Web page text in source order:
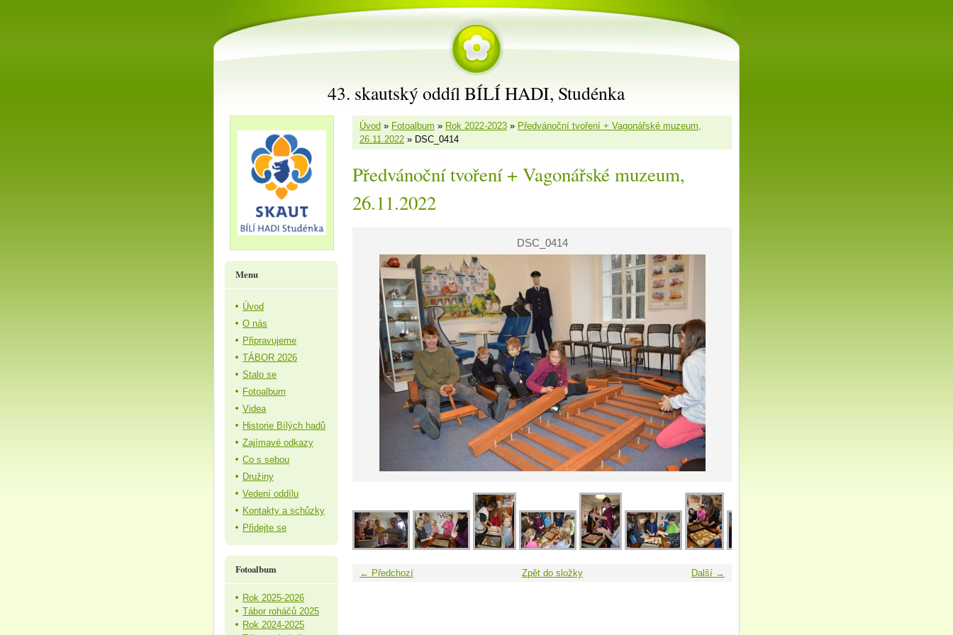
43. skautský oddíl BÍLÍ HADI, Studénka
Úvod » Fotoalbum » Rok 2022-2023 » Předvánoční tvoření + Vagonářské muzeum,
26.11.2022 » DSC_0414
Předvánoční tvoření + Vagonářské muzeum,
26.11.2022
DSC_0414
← Předchozí Další →
Zpět do složky
Menu
Úvod
O nás
Připravujeme
TÁBOR 2026
Stalo se
Fotoalbum
Videa
Historie Bílých hadů
Zajímavé odkazy
Co s sebou
Družiny
Vedení oddílu
Kontakty a schůzky
Přidejte se
Fotoalbum
Rok 2025-2026
Tábor roháčů 2025
Rok 2024-2025